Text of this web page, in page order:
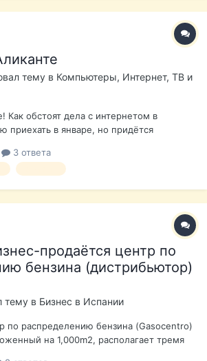
тему в Компьютеры, Интернет, ТВ и
Как обстоят дела с интернетом в
приехать в январе, но придётся
что бы отправлять туда-сюда звуковые
ли смысл на что то расчитывать? Или
3 ответа
продаётся центр по
бензина (дистрибьютор)
тему в Бизнес в Испании
по распределению бензина (Gasocentro)
на 1,000m2, располагает тремя